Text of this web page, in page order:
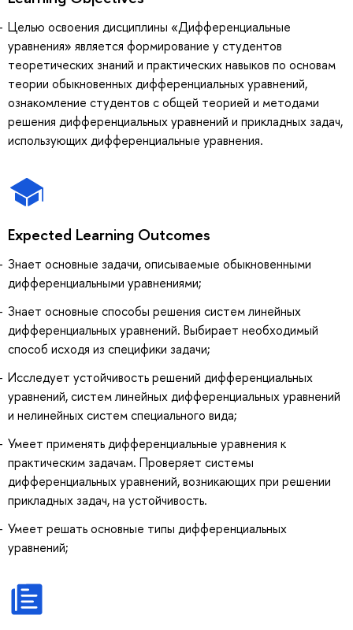
Целью освоения дисциплины «Дифференциальные
уравнения» является формирование у студентов
теоретических знаний и практических навыков по основам
теории обыкновенных дифференциальных уравнений,
ознакомление студентов c общей теорией и методами
решения дифференциальных уравнений и прикладных задач,
использующих дифференциальные уравнения.
Expected Learning Outcomes
Знает основные задачи, описываемые обыкновенными
дифференциальными уравнениями;
Знает основные способы решения систем линейных
дифференциальных уравнений. Выбирает необходимый
способ исходя из специфики задачи;
Исследует устойчивость решений дифференциальных
уравнений, систем линейных дифференциальных уравнений
и нелинейных систем специального вида;
Умеет применять дифференциальные уравнения к
практическим задачам. Проверяет системы
дифференциальных уравнений, возникающих при решении
прикладных задач, на устойчивость.
Умеет решать основные типы дифференциальных
уравнений;